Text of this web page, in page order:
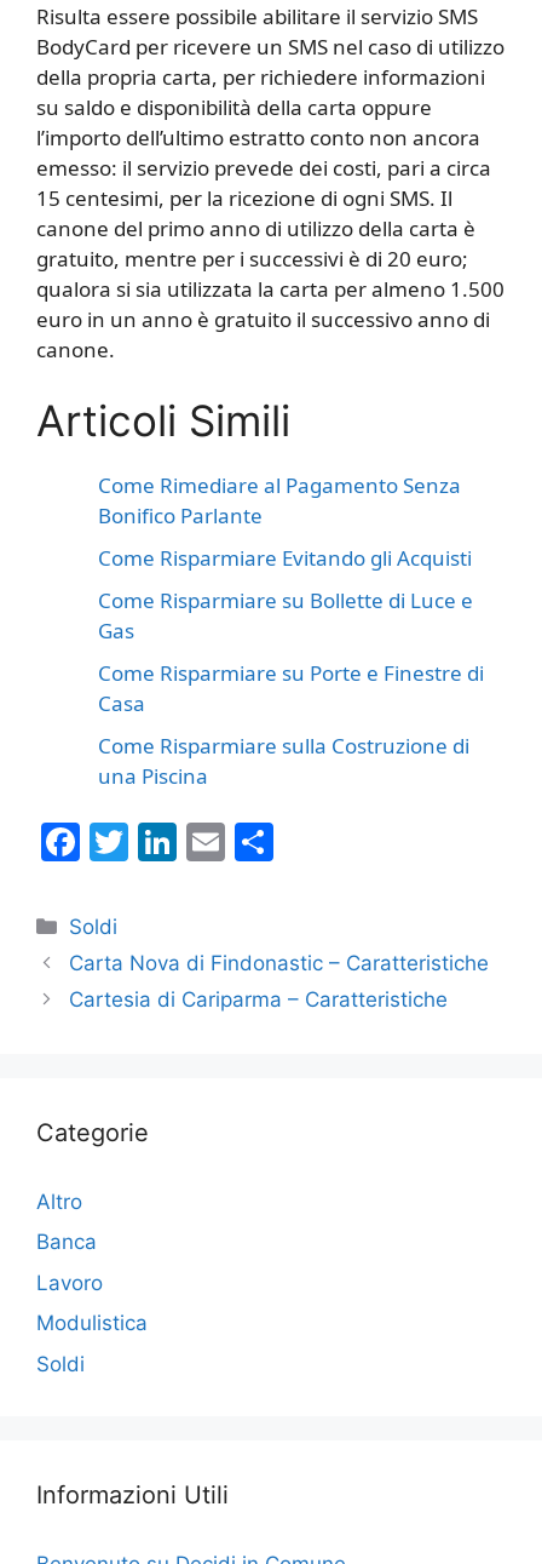
Risulta essere possibile abilitare il servizio SMS
BodyCard per ricevere un SMS nel caso di utilizzo
della propria carta, per richiedere informazioni
su saldo e disponibilità della carta oppure
l’importo dell’ultimo estratto conto non ancora
emesso: il servizio prevede dei costi, pari a circa
15 centesimi, per la ricezione di ogni SMS. Il
canone del primo anno di utilizzo della carta è
gratuito, mentre per i successivi è di 20 euro;
qualora si sia utilizzata la carta per almeno 1.500
euro in un anno è gratuito il successivo anno di
canone.
Articoli Simili
Come Rimediare al Pagamento Senza
Bonifico Parlante
Come Risparmiare Evitando gli Acquisti
Come Risparmiare su Bollette di Luce e
Gas
Come Risparmiare su Porte e Finestre di
Casa
Come Risparmiare sulla Costruzione di
una Piscina
F
c
e
b
T
er
Li
e
dI
E
l
di
vi
Categorie
Soldi
Carta Nova di Findonastic – Caratteristiche
Cartesia di Cariparma – Caratteristiche
Categorie
Altro
Banca
Lavoro
Modulistica
Soldi
Informazioni Utili